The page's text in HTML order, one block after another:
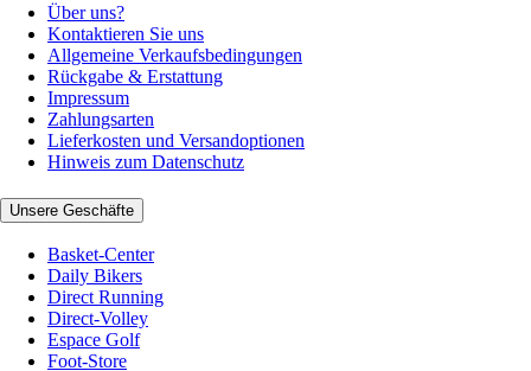
Über uns?
Kontaktieren Sie uns
Allgemeine Verkaufsbedingungen
Rückgabe & Erstattung
Impressum
Zahlungsarten
Lieferkosten und Versandoptionen
Hinweis zum Datenschutz
Unsere Geschäfte
Basket-Center
Daily Bikers
Direct Running
Direct-Volley
Espace Golf
Foot-Store